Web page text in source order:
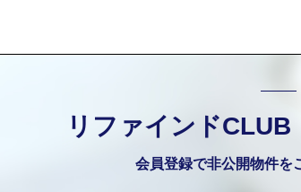
リファインドCLUB
会員登録で非公開物件を